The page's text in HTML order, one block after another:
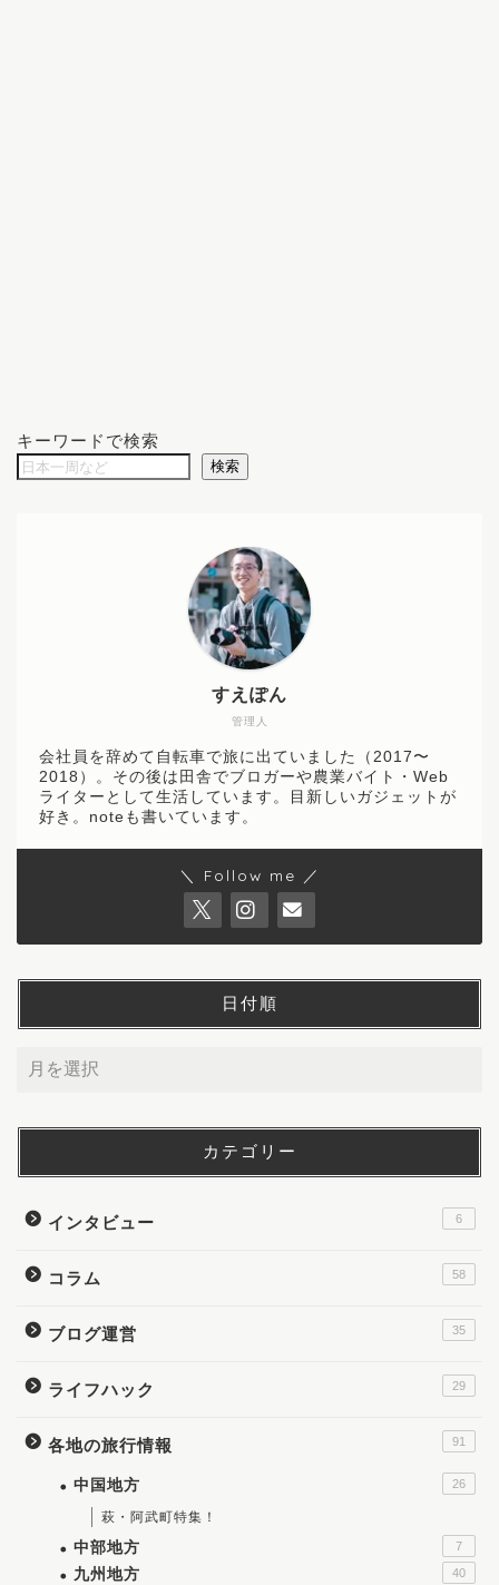
キーワードで検索
検索
管理人
すえぽん
会社員を辞めて自転車で旅に出ていました（2017〜
2018）。その後は田舎でブロガーや農業バイト・Web
ライターとして生活しています。目新しいガジェットが
好き。noteも書いています。
＼ Follow me ／
日付順
カテゴリー
インタビュー 6
コラム 58
ブログ運営 35
ライフハック 29
各地の旅行情報 91
中国地方 26
萩・阿武町特集！
中部地方 7
九州地方 40